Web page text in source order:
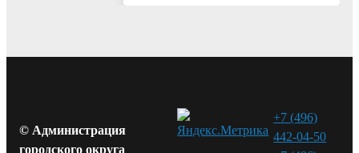
© Администрация
городского округа
+7 (496)
442-04-50